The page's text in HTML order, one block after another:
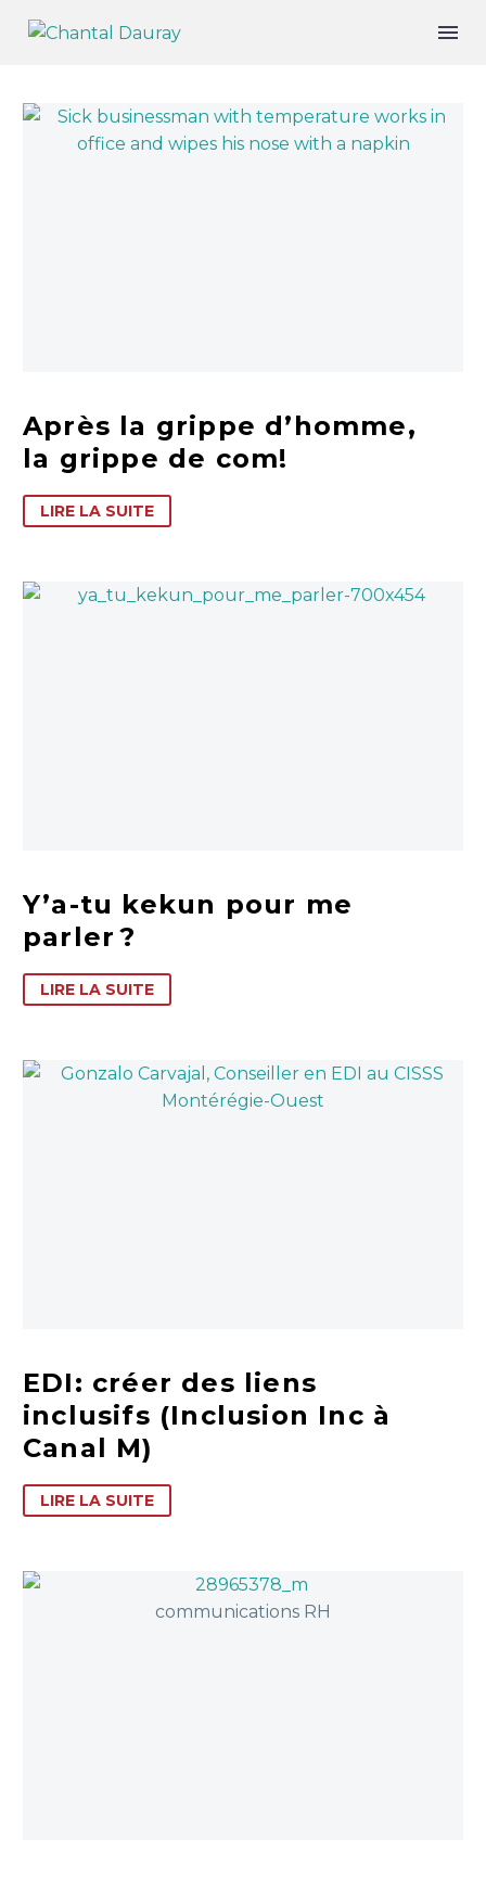
Après la grippe d’homme,
la grippe de com!
LIRE LA SUITE
Y’a-tu kekun pour me
parler ?
LIRE LA SUITE
EDI: créer des liens
inclusifs (Inclusion Inc à
Canal M)
LIRE LA SUITE